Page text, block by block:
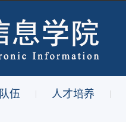
伍 | 人才培养 |